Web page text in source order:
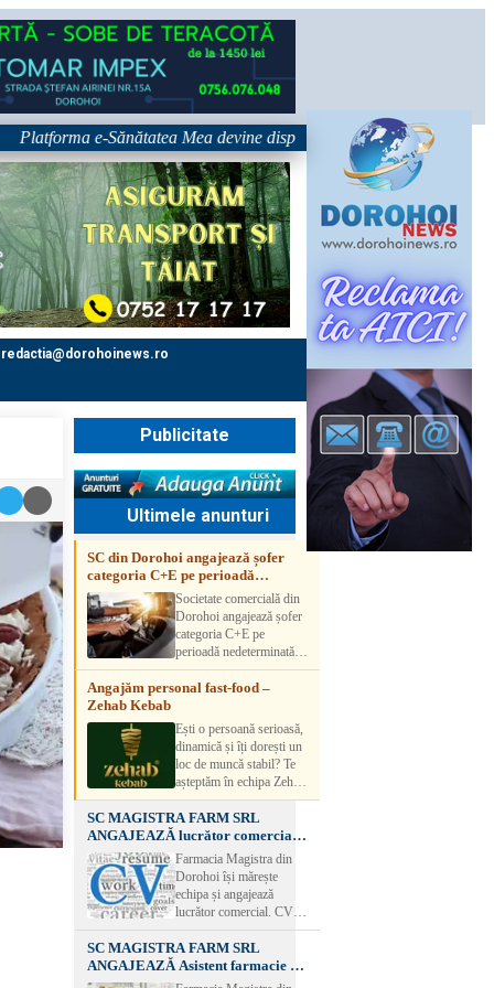
e-Sănătatea Mea devine disponibilă pe 1 septembrie:
redactia@dorohoinews.ro
Publicitate
Ultimele anunturi
SC din Dorohoi angajează șofer
categoria C+E pe perioadă
nedeterminatăSocietate comercială din
Dorohoi angajează șofer
categoria C+E pe
perioadă nedeterminată.
Candidatul trebuie să
aibă experiență și atestat
detalii, vă rog să sunați la
numărul de telefon.
Angajăm personal fast-food –
Zehab Kebab
Ești o persoană serioasă,
dinamică și îți dorești un
loc de muncă stabil? Te
așteptăm în echipa Zehab
Kebab! Posturi
disponibile: -
SHAORMAR AJUTOR
BUCATAR 2/posturi -
LUCRATOR
COMERCIAL
VANZATOR /2 posturi
muncă Program flexibil
Salariu motivant, în
funcție de experienț
SC MAGISTRA FARM SRL
ANGAJEAZĂ lucrător comercial –
DOROHOI
Farmacia Magistra din
Dorohoi își mărește
echipa și angajează
lucrător comercial. CV-
urile se pot depune: * la
sediul Farmaciei
Magistra – Bulevardul
Victoriei nr. 23, Dorohoi
SC MAGISTRA FARM SRL
ANGAJEAZĂ Asistent farmacie –
DOROHOI